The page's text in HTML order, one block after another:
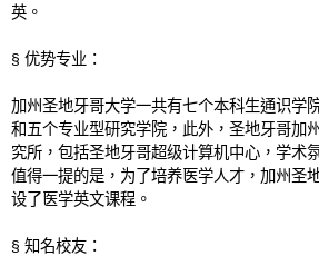
英。
§ 优势专业：
加州圣地牙哥大学一共有七个本科生通识学
和五个专业型研究学院，此外，圣地牙哥加
究所，包括圣地牙哥超级计算机中心，学术
值得一提的是，为了培养医学人才，加州圣
设了医学英文课程。
§ 知名校友：